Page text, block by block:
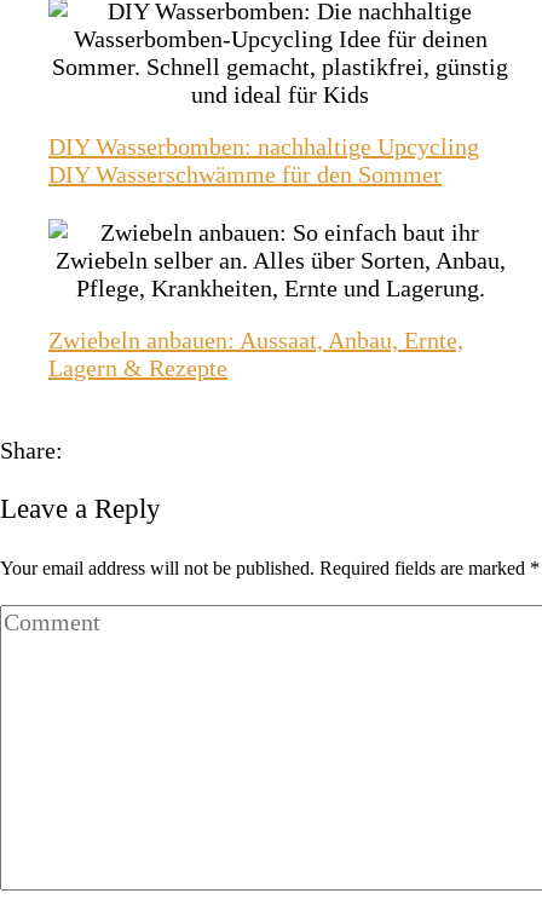
DIY Wasserbomben: nachhaltige Upcycling
DIY Wasserschwämme für den Sommer
Zwiebeln anbauen: Aussaat, Anbau, Ernte,
Lagern & Rezepte
Share:
Leave a Reply
Your email address will not be published. Required fields are marked *